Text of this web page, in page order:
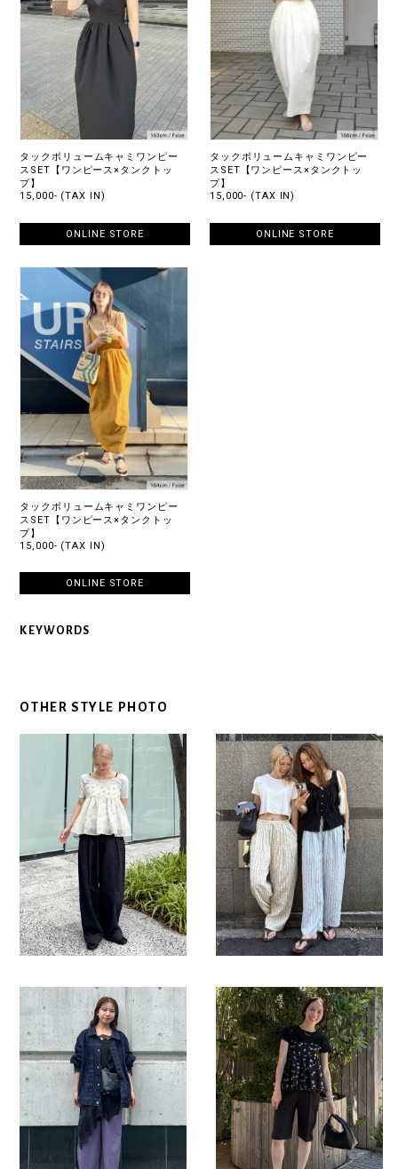
タックボリュームキャミワンピー
スSET【ワンピース×タンクトッ
プ】
15,000- (TAX IN)
ONLINE STORE
タックボリュームキャミワンピー
スSET【ワンピース×タンクトッ
プ】
15,000- (TAX IN)
ONLINE STORE
タックボリュームキャミワンピー
スSET【ワンピース×タンクトッ
プ】
15,000- (TAX IN)
ONLINE STORE
KEYWORDS
OTHER STYLE PHOTO